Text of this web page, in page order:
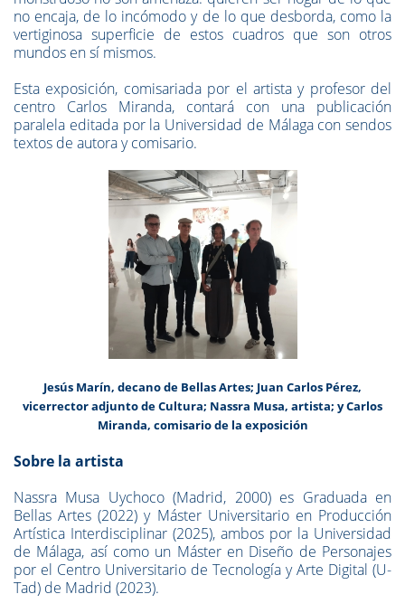
no encaja, de lo incómodo y de lo que desborda, como la
vertiginosa superficie de estos cuadros que son otros
mundos en sí mismos.
Esta exposición, comisariada por el artista y profesor del
centro Carlos Miranda, contará con una publicación
paralela editada por la Universidad de Málaga con sendos
textos de autora y comisario.
Jesús Marín, decano de Bellas Artes; Juan Carlos Pérez,
vicerrector adjunto de Cultura; Nassra Musa, artista; y Carlos
Miranda, comisario de la exposición
Sobre la artista
Nassra Musa Uychoco (Madrid, 2000) es Graduada en
Bellas Artes (2022) y Máster Universitario en Producción
Artística Interdisciplinar (2025), ambos por la Universidad
de Málaga, así como un Máster en Diseño de Personajes
por el Centro Universitario de Tecnología y Arte Digital (U-
Tad) de Madrid (2023).